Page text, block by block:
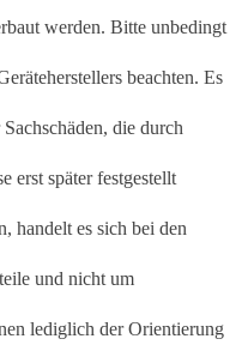
werden. Bitte unbedingt
beachten. Es
die durch
erst später festgestellt
handelt es sich bei den
und nicht um
lediglich der Orientierung